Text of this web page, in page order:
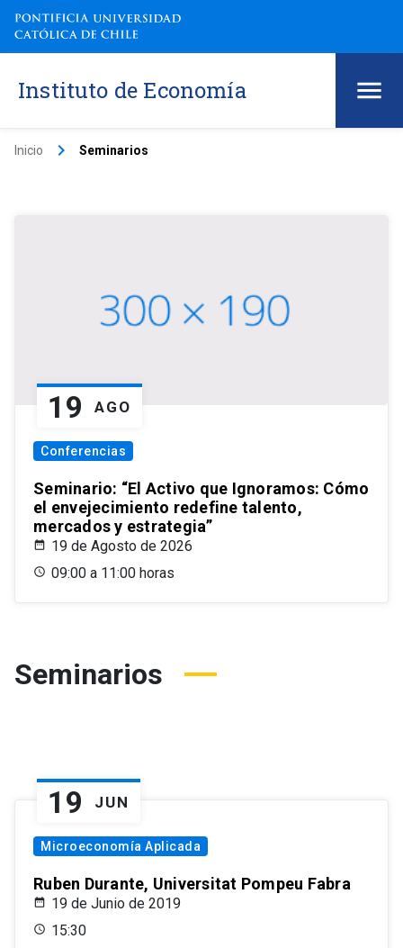
Instituto de Economía
Inicio keyboard_arrow_right Seminarios
19 AGO
Conferencias
Seminario: “El Activo que Ignoramos: Cómo
el envejecimiento redefine talento,
mercados y estrategia”
19 de Agosto de 2026
09:00 a 11:00 horas
Seminarios
19 JUN
Microeconomía Aplicada
Ruben Durante, Universitat Pompeu Fabra
19 de Junio de 2019
15:30